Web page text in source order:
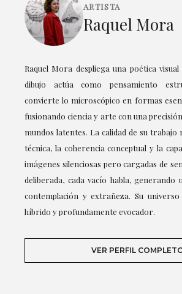
ARTISTA
Raquel Mora
Raquel Mora despliega una poética
dibujo actúa como pensamiento
convierte lo microscópico en formas
fusionando ciencia y arte con una
mundos latentes. La calidad de su trabajo
técnica, la coherencia conceptual y la
imágenes silenciosas pero cargadas de
deliberada, cada vacío habla, generando
contemplación y extrañeza. Su
híbrido y profundamente evocador.
VER PERFIL